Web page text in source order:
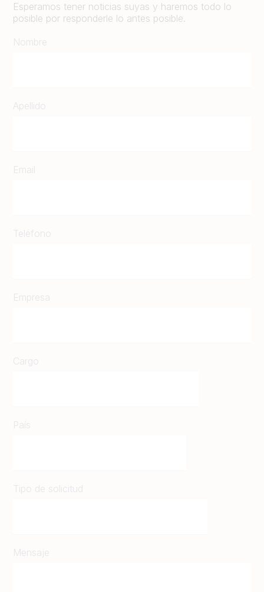
Esperamos tener noticias suyas y haremos todo lo
posible por responderle lo antes posible.
Nombre
Apellido
Email
Teléfono
Empresa
Cargo
País
Tipo de solicitud
Mensaje